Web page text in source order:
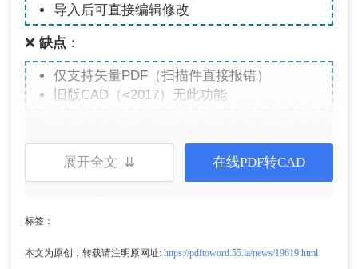
导入后可直接编辑修改
❌缺点 ：
仅支持矢量PDF（扫描件直接报错）
旧版CAD（<2017）无此功能
尺寸）
操作步骤：
展开全文 ⇊ 在线PDF转CAD
标签：
本文为原创，转载请注明原网址: https://pdftoword.55.la/news/19619.html